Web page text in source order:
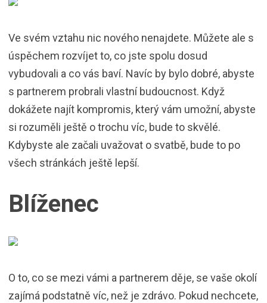
Ve svém vztahu nic nového nenajdete. Můžete ale s
úspěchem rozvíjet to, co jste spolu dosud
vybudovali a co vás baví. Navíc by bylo dobré, abyste
s partnerem probrali vlastní budoucnost. Když
dokážete najít kompromis, který vám umožní, abyste
si rozuměli ještě o trochu víc, bude to skvělé.
Kdybyste ale začali uvažovat o svatbě, bude to po
všech stránkách ještě lepší.
Blíženec
O to, co se mezi vámi a partnerem děje, se vaše okolí
zajímá podstatně víc, než je zdrávo. Pokud nechcete,